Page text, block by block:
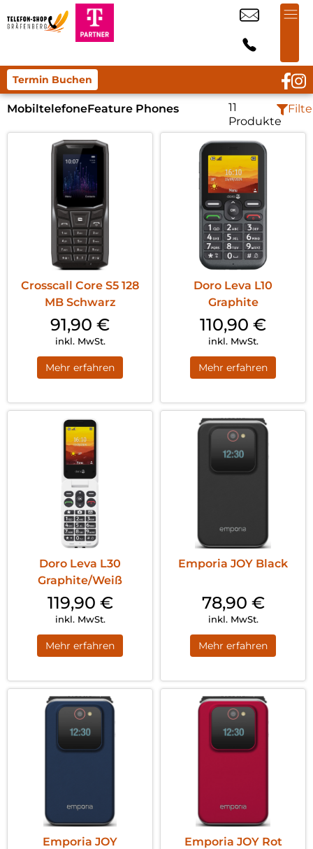
Termin Buchen
MobiltelefoneFeature Phones
11
Produkte
Crosscall Core S5 128
MB Schwarz
91,90 €
inkl. MwSt.
Mehr erfahren
Doro Leva L10
Graphite
110,90 €
inkl. MwSt.
Mehr erfahren
Doro Leva L30
Graphite/Weiß
119,90 €
inkl. MwSt.
Mehr erfahren
Emporia JOY Black
78,90 €
inkl. MwSt.
Mehr erfahren
Emporia JOY
Emporia JOY Rot